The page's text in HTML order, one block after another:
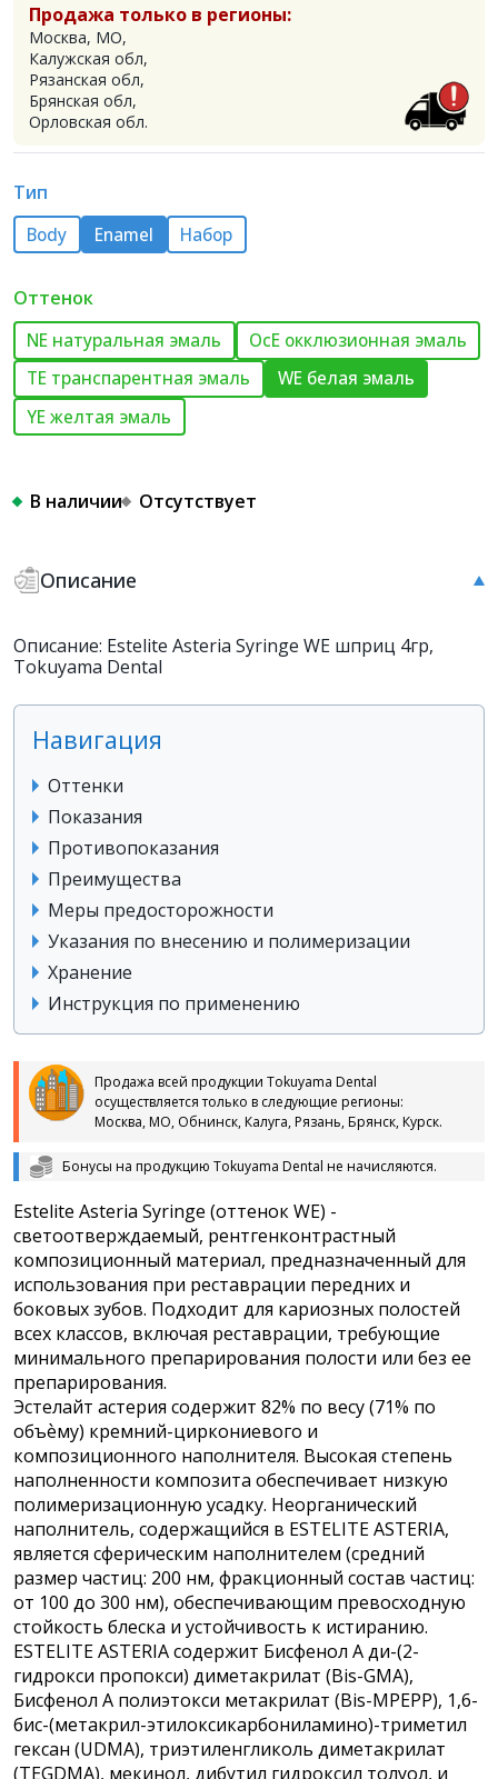
Продажа только в регионы:
Москва, МО,
Калужская обл,
Рязанская обл,
Брянская обл,
Орловская обл.
Тип
Body Enamel Набор
Оттенок
NE натуральная эмаль
OcE окклюзионная эмаль
TE транспарентная эмаль
WE белая эмаль
YE желтая эмаль
В наличии Отсутствует
Описание
Описание: Estelite Asteria Syringe WE шприц 4гр,
Tokuyama Dental
Навигация
Оттенки
Показания
Противопоказания
Преимущества
Меры предосторожности
Указания по внесению и полимеризации
Хранение
Инструкция по применению
Продажа всей продукции Tokuyama Dental
осуществляется только в следующие регионы:
Москва, МО, Обнинск, Калуга, Рязань, Брянск, Курск.
Бонусы на продукцию Tokuyama Dental не начисляются.
Estelite Asteria Syringe (оттенок WE) -
светоотверждаемый, рентгенконтрастный
композиционный материал, предназначенный для
использования при реставрации передних и
боковых зубов. Подходит для кариозных полостей
всех классов, включая реставрации, требующие
минимального препарирования полости или без ее
препарирования.
Эстелайт астерия содержит 82% по весу (71% по
объѐму) кремний-циркониевого и
композиционного наполнителя. Высокая степень
наполненности композита обеспечивает низкую
полимеризационную усадку. Неорганический
наполнитель, содержащийся в ESTELITE ASTERIA,
является сферическим наполнителем (средний
размер частиц: 200 нм, фракционный состав частиц:
от 100 до 300 нм), обеспечивающим превосходную
стойкость блеска и устойчивость к истиранию.
ESTELITE ASTERIA содержит Бисфенол А ди-(2-
гидрокси пропокси) диметакрилат (Bis-GMA),
Бисфенол A полиэтокси метакрилат (Bis-MPEPP), 1,6-
бис-(метакрил-этилоксикарбониламино)-триметил
гексан (UDMA), триэтиленгликоль диметакрилат
(TEGDMA), мекинол, дибутил гидроксил толуол, и